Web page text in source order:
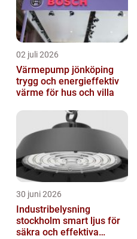
02 juli 2026
Värmepump jönköping
trygg och energieffektiv
värme för hus och villa
30 juni 2026
Industribelysning
stockholm smart ljus för
säkra och effektiva